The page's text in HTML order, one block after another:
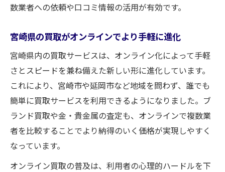
数業者への依頼や口コミ情報の活用が有効です。
宮崎県の買取がオンラインでより手軽に進化
宮崎県内の買取サービスは、オンライン化によって手軽
さとスピードを兼ね備えた新しい形に進化しています。
これにより、宮崎市や延岡市など地域を問わず、誰でも
簡単に買取サービスを利用できるようになりました。ブ
ランド買取や金・貴金属の査定も、オンラインで複数業
者を比較することでより納得のいく価格が実現しやすく
なっています。
オンライン買取の普及は、利用者の心理的ハードルを下